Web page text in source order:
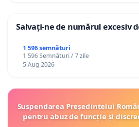
Salvați-ne de numărul excesiv
1 596 semnături
1 596 Semnături / 7 zile
5 Aug 2026
Suspendarea Președintelui
pentru abuz de funcție și